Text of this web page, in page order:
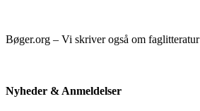
Bøger.org – Vi skriver også om faglitteratur
Nyheder & Anmeldelser